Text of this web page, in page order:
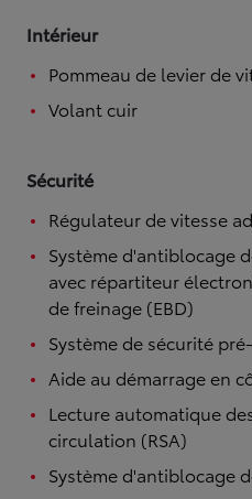
Intérieur
Pommeau de levier de
Volant cuir
Sécurité
Régulateur de vitesse
Système d'antiblocage
avec répartiteur
de freinage (EBD)
Système de sécurité
Aide au démarrage en
Lecture automatique
circulation (RSA)
Système d'antiblocage